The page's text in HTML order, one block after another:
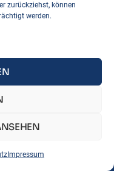
zurückziehst, können
werden.
Impressum
Regeln